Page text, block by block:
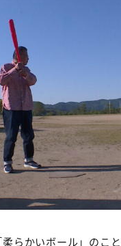
柔らかいボール」のこ